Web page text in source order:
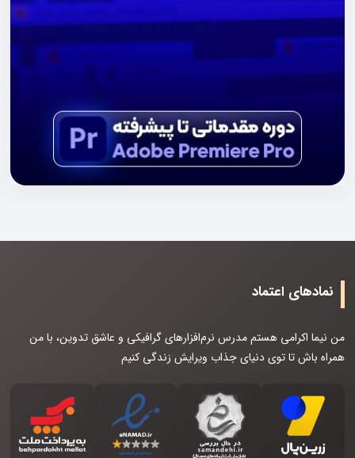
نمادهای اعتماد
من نیما اکرامی هستم مدرس نرم‌افزارهای گرافیکی و عاشق تدوین، با من
همراه باش تا توی دنیای جذاب ویرایش زندگی کنیم